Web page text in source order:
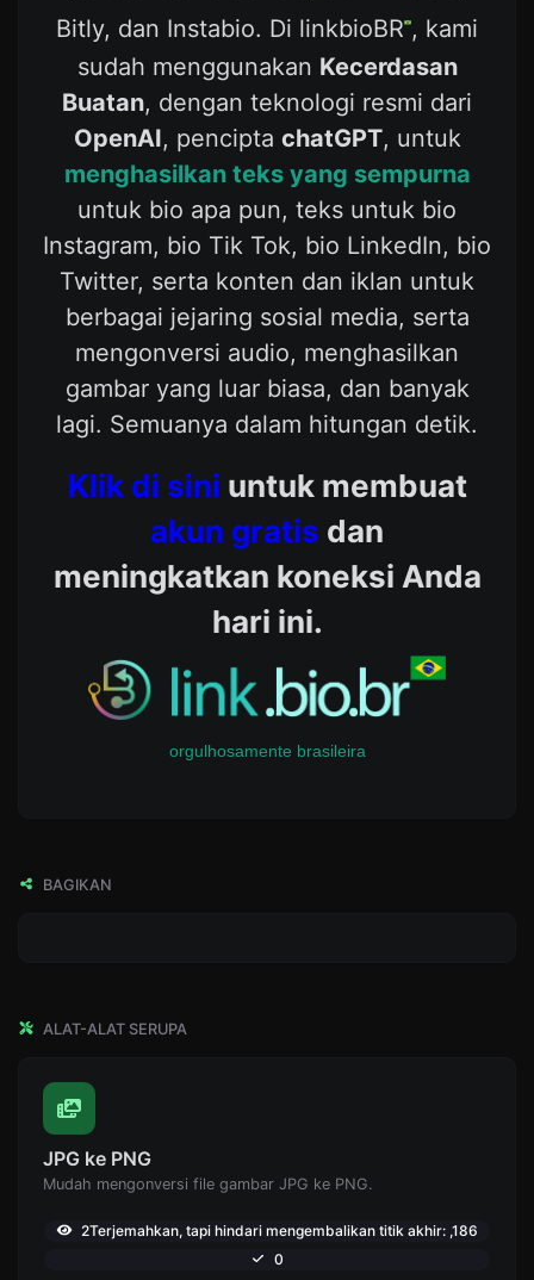
Bitly, dan Instabio. Di linkbioBR , kami
sudah menggunakan Kecerdasan
Buatan, dengan teknologi resmi dari
OpenAI, pencipta chatGPT, untuk
menghasilkan teks yang sempurna
untuk bio apa pun, teks untuk bio
Instagram, bio Tik Tok, bio LinkedIn, bio
Twitter, serta konten dan iklan untuk
berbagai jejaring sosial media, serta
mengonversi audio, menghasilkan
gambar yang luar biasa, dan banyak
lagi. Semuanya dalam hitungan detik.
Klik di sini untuk membuat
akun gratis dan
meningkatkan koneksi Anda
hari ini.
orgulhosamente brasileira
BAGIKAN
ALAT-ALAT SERUPA
JPG ke PNG
Mudah mengonversi file gambar JPG ke PNG.
2Terjemahkan, tapi hindari mengembalikan titik akhir: ,186
0